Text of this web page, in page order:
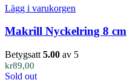
Lägg i varukorgen
Makrill Nyckelring 8 cm
Betygsatt 5.00 av 5
kr89,00
Sold out